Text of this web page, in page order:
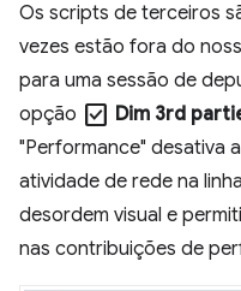
Os scripts de terceiros
vezes estão fora do
para uma sessão de
opção check_box Dim 3rd
"Performance" desativa
atividade de rede na
desordem visual e
nas contribuições de